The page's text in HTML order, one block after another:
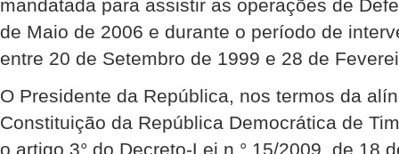
mandatada para assistir as operações de
de Maio de 2006 e durante o período de
entre 20 de Setembro de 1999 e 28 de
O Presidente da República, nos termos da
Constituição da República Democrática de
o artigo 3° do Decreto-Lei n.° 15/2009, de 18